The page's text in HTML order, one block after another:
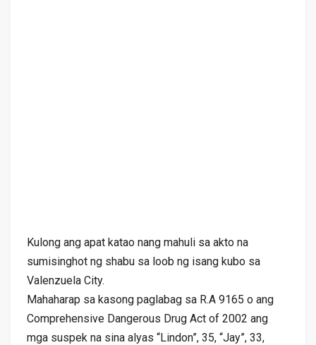
Kulong ang apat katao nang mahuli sa akto na
sumisinghot ng shabu sa loob ng isang kubo sa
Valenzuela City.
Mahaharap sa kasong paglabag sa R.A 9165 o ang
Comprehensive Dangerous Drug Act of 2002 ang
mga suspek na sina alyas “Lindon”, 35, “Jay”, 33,